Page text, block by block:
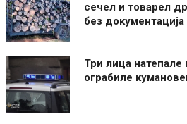
сечел и товарел
без документација
Три лица натепале
ограбиле